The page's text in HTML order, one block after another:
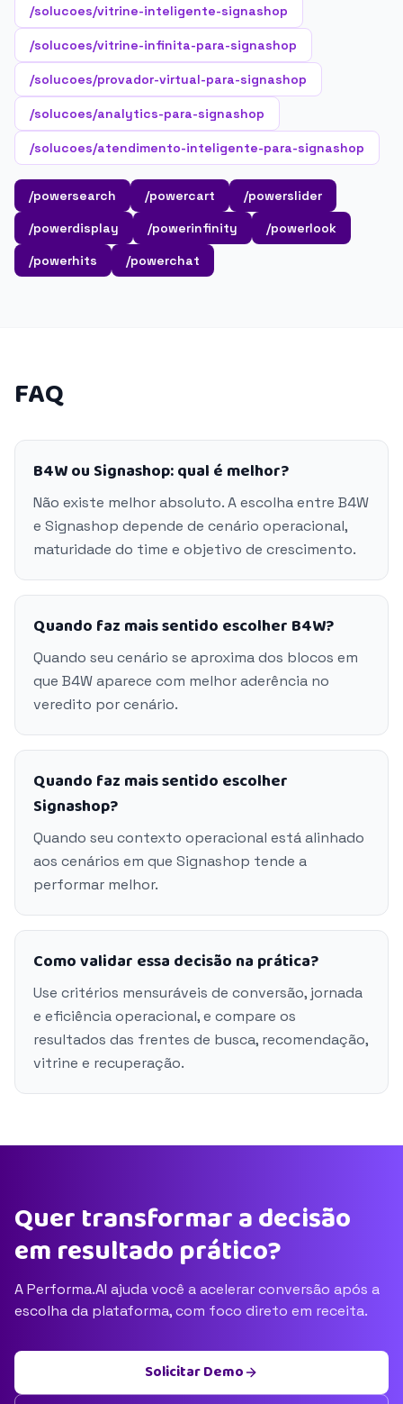
/solucoes/vitrine-inteligente-signashop
/solucoes/vitrine-infinita-para-signashop
/solucoes/provador-virtual-para-signashop
/solucoes/analytics-para-signashop
/solucoes/atendimento-inteligente-para-signashop
/powersearch /powercart
/powerslider
/powerdisplay
/powerinfinity
/powerlook
/powerhits
/powerchat
FAQ
B4W ou Signashop: qual é melhor?
Não existe melhor absoluto. A escolha entre B4W
e Signashop depende de cenário operacional,
maturidade do time e objetivo de crescimento.
Quando faz mais sentido escolher B4W?
Quando seu cenário se aproxima dos blocos em
que B4W aparece com melhor aderência no
veredito por cenário.
Quando faz mais sentido escolher
Signashop?
Quando seu contexto operacional está alinhado
aos cenários em que Signashop tende a
performar melhor.
Como validar essa decisão na prática?
Use critérios mensuráveis de conversão, jornada
e eficiência operacional, e compare os
resultados das frentes de busca, recomendação,
vitrine e recuperação.
Quer transformar a decisão
em resultado prático?
A Performa.AI ajuda você a acelerar conversão após a
escolha da plataforma, com foco direto em receita.
Solicitar Demo